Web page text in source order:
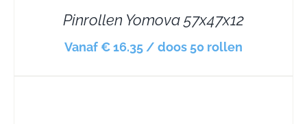
Pinrollen Yomova 57x47x12
Vanaf € 16.35 / doos 50 rollen